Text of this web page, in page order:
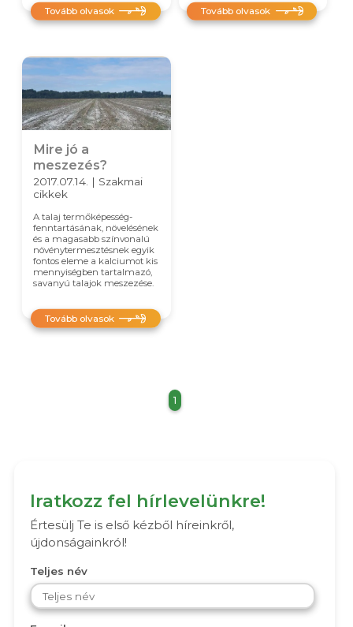
Tovább olvasok Tovább olvasok
Mire jó a
meszezés?
2017.07.14. | Szakmai
cikkek
A talaj termőképesség-
fenntartásának, növelésének
és a magasabb színvonalú
növénytermesztésnek egyik
fontos eleme a kalciumot kis
mennyiségben tartalmazó,
savanyú talajok meszezése.
Tovább olvasok
1
Iratkozz fel hírlevelünkre!
Értesülj Te is első kézből híreinkről,
újdonságainkról!
Teljes név